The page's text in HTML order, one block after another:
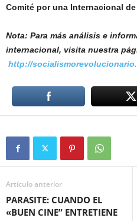
Comité por una Internacional de
Nota: Para más análisis e
internacional, visita nuestra
http://
Artículo anterior
PARASITE: CUANDO EL
«BUEN CINE” ENTRETIENE